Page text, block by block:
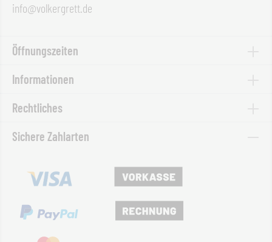
info@volkergrett.de
Öffnungszeiten
Informationen
Rechtliches
Sichere Zahlarten